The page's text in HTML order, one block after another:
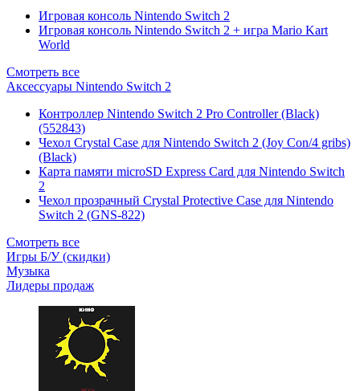
Игровая консоль Nintendo Switch 2
Игровая консоль Nintendo Switch 2 + игра Mario Kart
World
Смотреть все
Аксессуары Nintendo Switch 2
Контроллер Nintendo Switch 2 Pro Controller (Black)
(552843)
Чехол Сrystal Сase для Nintendo Switch 2 (Joy Con/4 gribs)
(Black)
Карта памяти microSD Express Card для Nintendo Switch
2
Чехол прозрачный Crystal Protective Case для Nintendo
Switch 2 (GNS-822)
Смотреть все
Игры Б/У (скидки)
Музыка
Лидеры продаж